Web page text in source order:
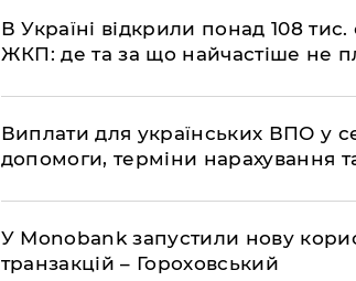
В Україні відкрили понад 108 тис.
ЖКП: де та за що найчастіше не
Виплати для українських ВПО у
допомоги, терміни нарахування
У Мonobank запустили нову
транзакцій – Гороховський